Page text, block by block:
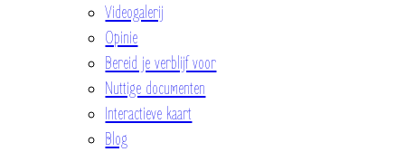
Videogalerij
Opinie
Bereid je verblijf voor
Nuttige documenten
Interactieve kaart
Blog